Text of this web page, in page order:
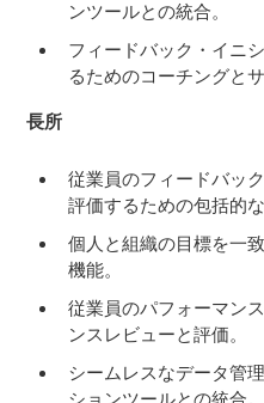
ンツールとの統合。
フィードバック・イニ
るためのコーチングと
長所
従業員のフィードバッ
評価するための包括的な
個人と組織の目標を一
機能。
従業員のパフォーマン
ンスレビューと評価。
シームレスなデータ管